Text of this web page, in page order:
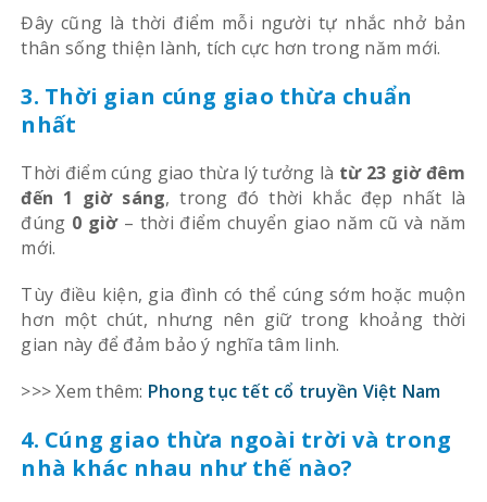
Đây cũng là thời điểm mỗi người tự nhắc nhở bản
thân sống thiện lành, tích cực hơn trong năm mới.
3. Thời gian cúng giao thừa chuẩn
nhất
Thời điểm cúng giao thừa lý tưởng là từ 23 giờ đêm
đến 1 giờ sáng, trong đó thời khắc đẹp nhất là
đúng 0 giờ– thời điểm chuyển giao năm cũ và năm
mới.
Tùy điều kiện, gia đình có thể cúng sớm hoặc muộn
hơn một chút, nhưng nên giữ trong khoảng thời
gian này để đảm bảo ý nghĩa tâm linh.
>>> Xem thêm: Phong tục tết cổ truyền Việt Nam
4. Cúng giao thừa ngoài trời và trong
nhà khác nhau như thế nào?